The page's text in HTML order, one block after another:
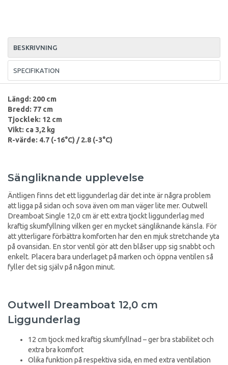
BESKRIVNING
SPECIFIKATION
Längd: 200 cm
Bredd: 77 cm
Tjocklek: 12 cm
Vikt: ca 3,2 kg
R-värde: 4.7 (-16°C) / 2.8 (-3°C)
Sängliknande upplevelse
Äntligen finns det ett liggunderlag där det inte är några problem
att ligga på sidan och sova även om man väger lite mer. Outwell
Dreamboat Single 12,0 cm är ett extra tjockt liggunderlag med
kraftig skumfyllning vilken ger en mycket sängliknande känsla. För
att ytterligare förbättra komforten har den en mjuk stretchande yta
på ovansidan. En stor ventil gör att den blåser upp sig snabbt och
enkelt. Placera bara underlaget på marken och öppna ventilen så
fyller det sig själv på någon minut.
Outwell Dreamboat 12,0 cm
Liggunderlag
12 cm tjock med kraftig skumfyllnad – ger bra stabilitet och
extra bra komfort
Olika funktion på respektiva sida, en med extra ventilation